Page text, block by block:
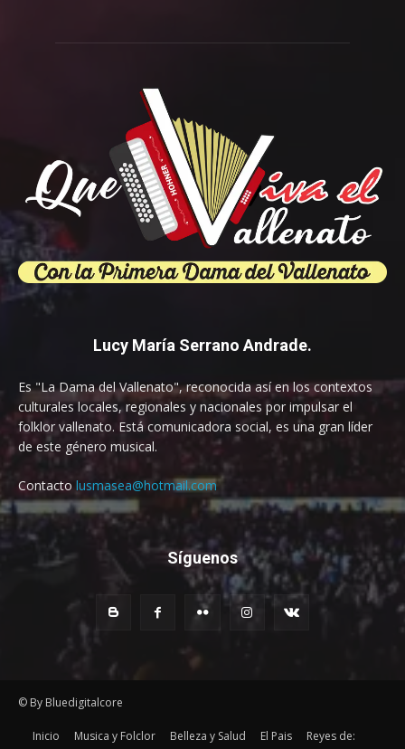
Lucy María Serrano Andrade.
Es "La Dama del Vallenato", reconocida así en los contextos
culturales locales, regionales y nacionales por impulsar el
folklor vallenato. Está comunicadora social, es una gran líder
de este género musical.
Contacto lusmasea@hotmail.com
Síguenos
© By Bluedigitalcore
Inicio Musica y Folclor Belleza y Salud El Pais
Reyes de: